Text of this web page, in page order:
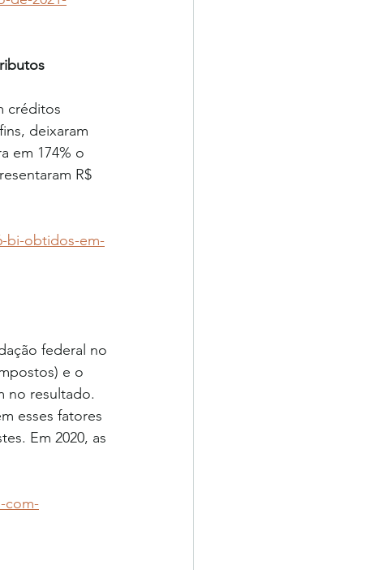
créditos
deixaram
em 174% o
R$
bi-obtidos-em-
federal no
e o
no resultado.
esses fatores
Em 2020, as
com-